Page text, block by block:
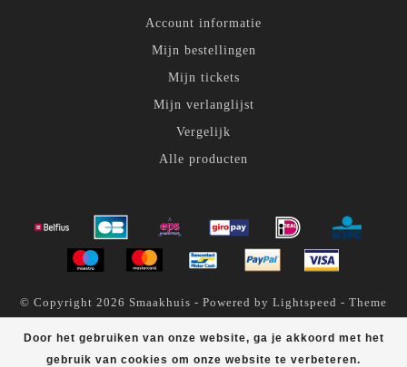
Door het gebruiken van onze website, ga je akkoord met het
gebruik van cookies om onze website te verbeteren.
Account informatie
Mijn bestellingen
Mijn tickets
Mijn verlanglijst
Vergelijk
Alle producten
© Copyright 2026 Smaakhuis - Powered by Lightspeed - Theme
Smaakhuis scores a 200klantbeoordelingen at